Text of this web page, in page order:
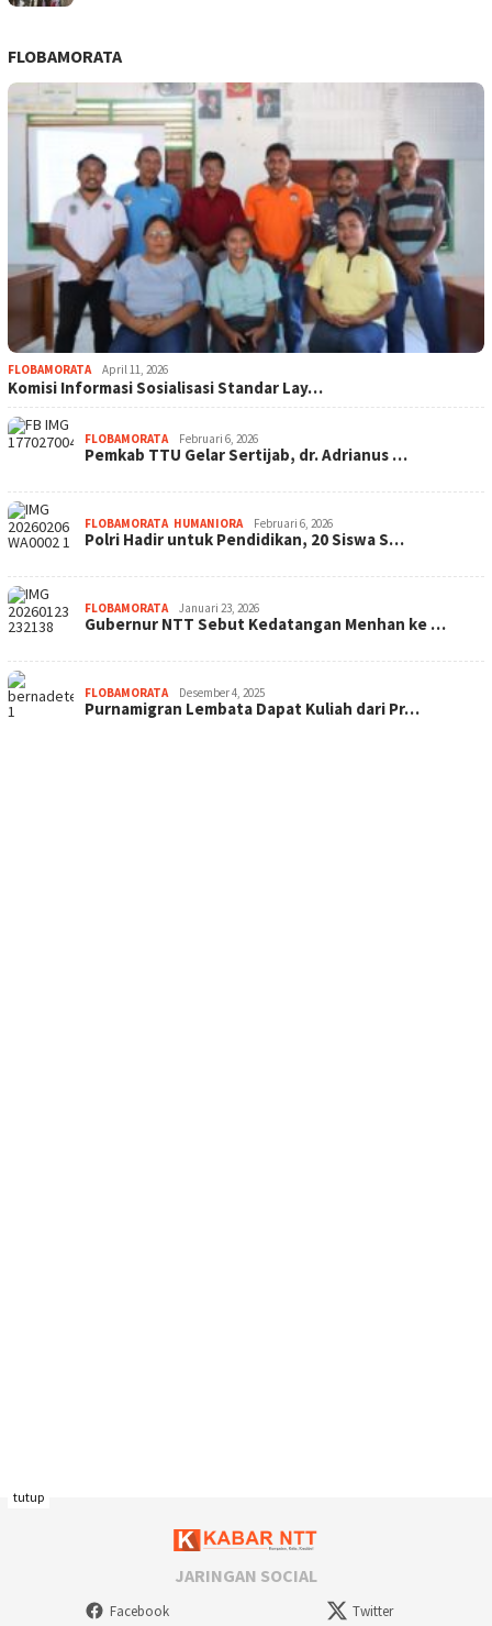
FLOBAMORATA
FLOBAMORATA April 11, 2026
Komisi Informasi Sosialisasi Standar Lay…
FLOBAMORATA Februari 6, 2026
Pemkab TTU Gelar Sertijab, dr. Adrianus …
FLOBAMORATA, HUMANIORA Februari 6, 2026
Polri Hadir untuk Pendidikan, 20 Siswa S…
FLOBAMORATA Januari 23, 2026
Gubernur NTT Sebut Kedatangan Menhan ke …
FLOBAMORATA Desember 4, 2025
Purnamigran Lembata Dapat Kuliah dari Pr…
JARINGAN SOCIAL
Facebook Twitter
tutup